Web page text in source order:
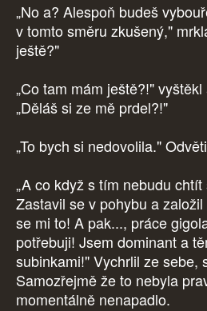
„No a? Alespoň budeš
v tomto směru zkušený,"
ještě?"
„Co tam mám ještě?!"
„Děláš si ze mě prdel?!"
„To bych si nedovolila."
„A co když s tím nebudu
Zastavil se v pohybu a
se mi to! A pak..., práce
potřebuji! Jsem dominant a
subinkami!" Vychrlil ze sebe,
Samozřejmě že to nebyla
momentálně nenapadlo.